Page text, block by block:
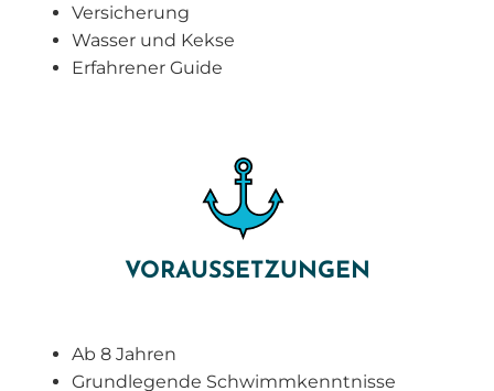
Versicherung
Wasser und Kekse
Erfahrener Guide
VORAUSSETZUNGEN
Ab 8 Jahren
Grundlegende Schwimmkenntnisse